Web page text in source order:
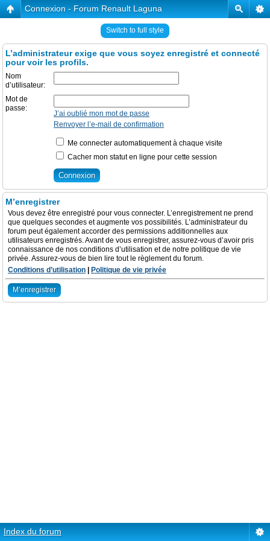
Connexion - Forum Renault Laguna
Switch to full style
L’administrateur exige que vous soyez enregistré et connecté
pour voir les profils.
Nom
d’utilisateur:
Mot de
passe:
J’ai oublié mon mot de passe
Renvoyer l’e-mail de confirmation
Me connecter automatiquement à chaque visite
Cacher mon statut en ligne pour cette session
M’enregistrer
Vous devez être enregistré pour vous connecter. L’enregistrement ne prend
que quelques secondes et augmente vos possibilités. L’administrateur du
forum peut également accorder des permissions additionnelles aux
utilisateurs enregistrés. Avant de vous enregistrer, assurez-vous d’avoir pris
connaissance de nos conditions d’utilisation et de notre politique de vie
privée. Assurez-vous de bien lire tout le règlement du forum.
Conditions d’utilisation
Politique de vie privée
M’enregistrer
Index du forum